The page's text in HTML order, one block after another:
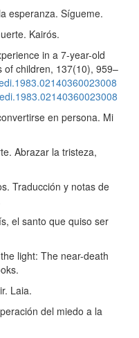
esperanza. Sígueme.
Kairós.
in a 7-year-old
of children, 137(10), 959–
en persona. Mi
Abrazar la tristeza,
Traducción y notas de
el santo que quiso ser
light: The near-death
Laia.
del miedo a la